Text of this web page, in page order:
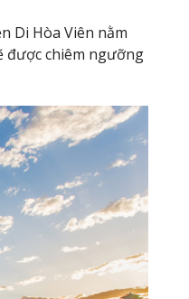
Di Hòa Viên nằm
được chiêm ngưỡng